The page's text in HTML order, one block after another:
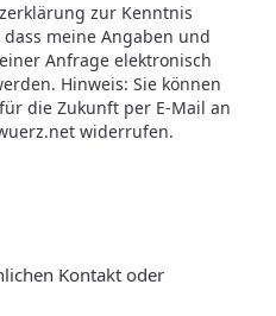
zur Kenntnis
meine Angaben und
Anfrage elektronisch
Hinweis: Sie können
die Zukunft per E-Mail an
widerrufen.
Kontakt oder